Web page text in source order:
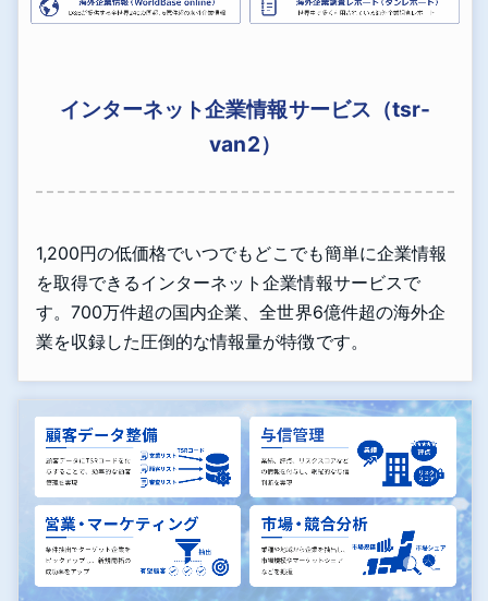
インターネット企業情報サービス（tsr-
van2）
1,200円の低価格でいつでもどこでも簡単に企業情報
を取得できるインターネット企業情報サービスで
す。700万件超の国内企業、全世界6億件超の海外企
業を収録した圧倒的な情報量が特徴です。